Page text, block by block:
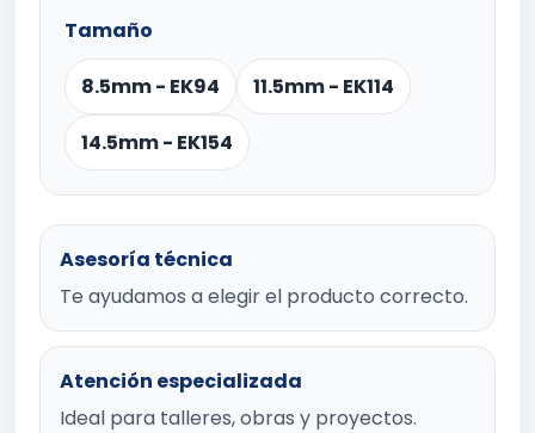
Tamaño
8.5mm - EK94 11.5mm - EK114
14.5mm - EK154
Asesoría técnica
Te ayudamos a elegir el producto correcto.
Atención especializada
Ideal para talleres, obras y proyectos.